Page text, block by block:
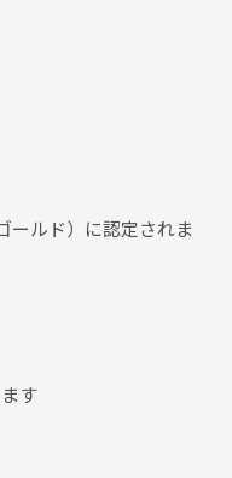
ールド）に認定されま
す